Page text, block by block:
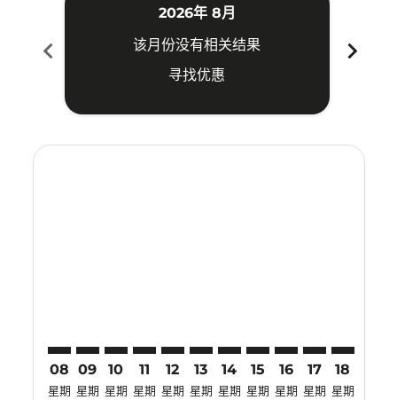
chevron_left
2026年 8月
该月份没有相关结果
寻找优惠
chevron_right
08
星期
09
星期
10
星期
11
星期
12
星期
13
星期
14
星期
15
星期
16
星期
17
星期
18
星期